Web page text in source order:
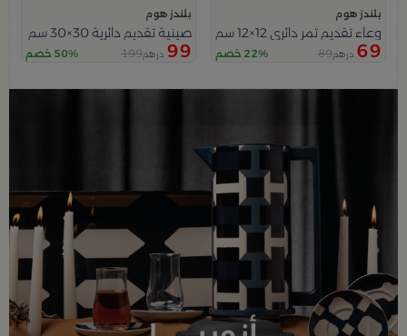
بلندز هوم
وعاء تقديم تمر دائري 12×12 سم أبيض وأزرق من الخزف الحجري بغطاء من أزوريا
69 درهم89 22% خصم
بلندز هوم
صينية تقديم دائرية 30×30 سم أسود من الحديد بحافة شبكية من زيانا
99 درهم199 50% خصم